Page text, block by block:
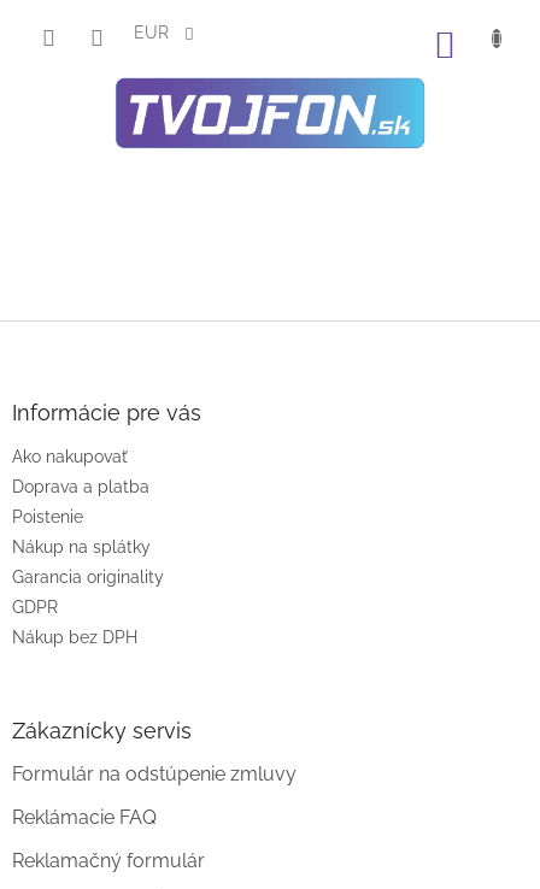
EUR
Informácie pre vás
Ako nakupovať
Doprava a platba
Poistenie
Nákup na splátky
Garancia originality
GDPR
Nákup bez DPH
Zákaznícky servis
Formulár na odstúpenie zmluvy
Reklámacie FAQ
Reklamačný formulár